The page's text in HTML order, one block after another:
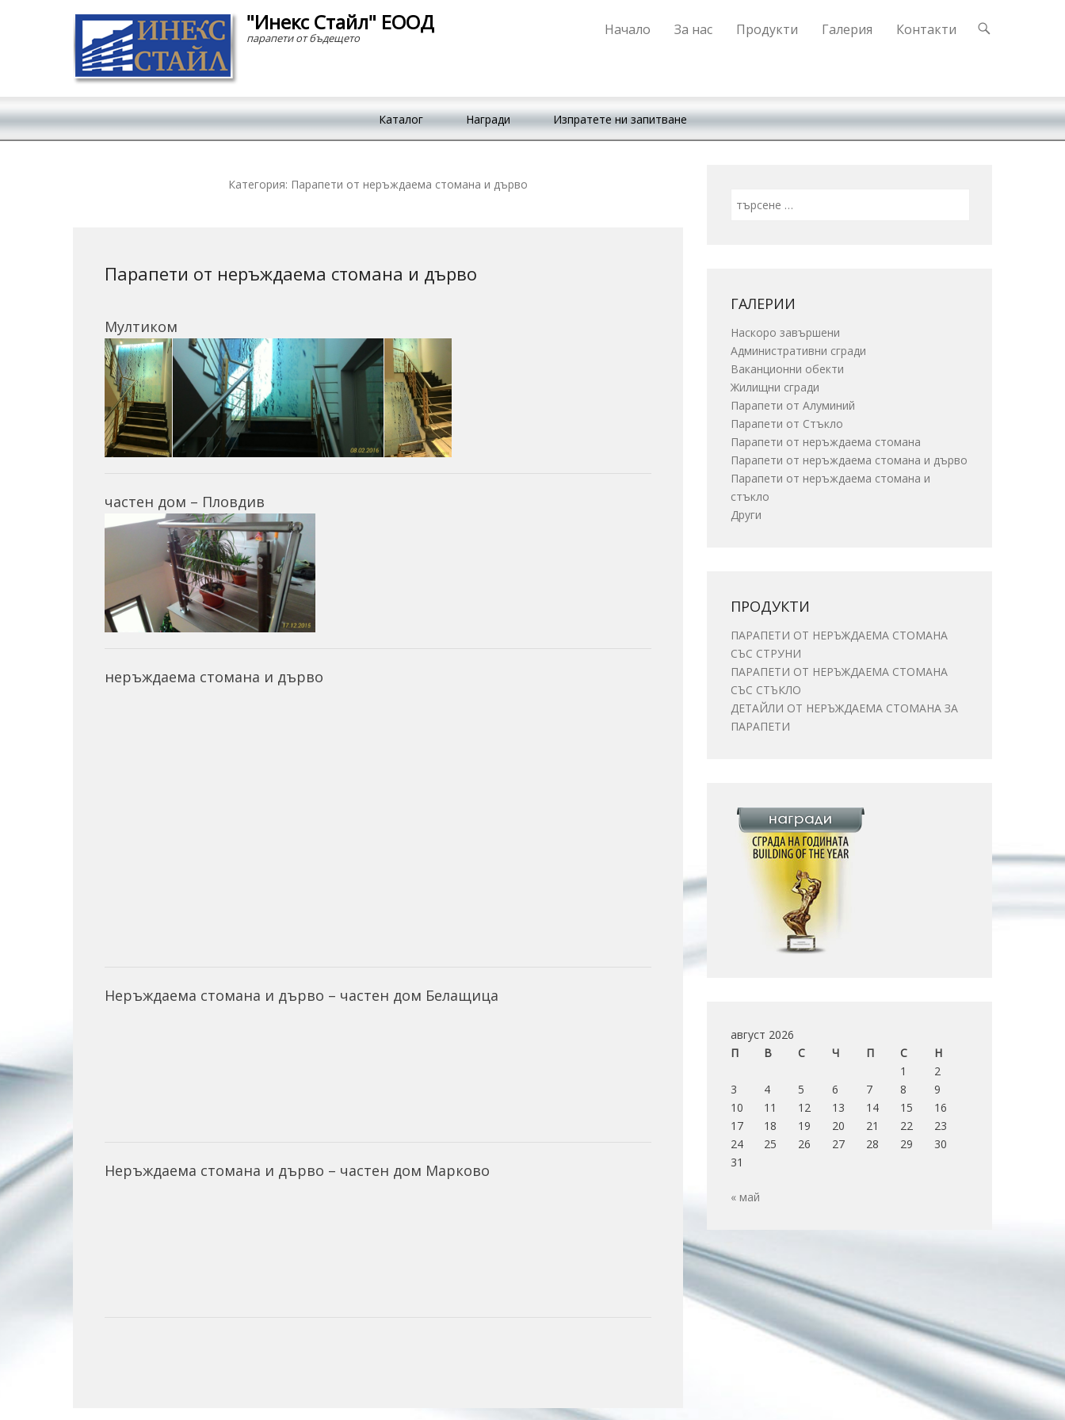
"Инекс Стайл" ЕООД
парапети от бъдещето
Primary Menu
Skip to content
Начало За нас Продукти Галерия Контакти
Каталог
Награди Изпратете ни запитване
Категория: Парапети от неръждаема стомана и дърво
Парапети от неръждаема стомана и дърво
Мултиком
частен дом – Пловдив
неръждаема стомана и дърво
Hеръждаема стомана и дърво – частен дом Белащица
Hеръждаема стомана и дърво – частен дом Марково
ГАЛЕРИИ
Наскоро завършени
Административни сгради
Ваканционни обекти
Жилищни сгради
Парапети от Алуминий
Парапети от Стъкло
Парапети от неръждаема стомана
Парапети от неръждаема стомана и дърво
Парапети от неръждаема стомана и
стъкло
Други
ПРОДУКТИ
ПАРАПЕТИ ОТ НЕРЪЖДАЕМА СТОМАНА
СЪС СТРУНИ
ПАРАПЕТИ ОТ НЕРЪЖДАЕМА СТОМАНА
СЪС СТЪКЛО
ДЕТАЙЛИ ОТ НЕРЪЖДАЕМА СТОМАНА ЗА
ПАРАПЕТИ
август 2026
П
В С Ч П С
Н
1
2
3
4 5 6 7 8
9
10
11 12 13 14 15
16
17
18 19 20 21 22
23
24
25 26 27 28 29
30
31
« май